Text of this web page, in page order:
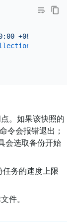
+08:00'
。如果该快照的
命令会报错退出；
会选取备份开始
务的速度上限
件。